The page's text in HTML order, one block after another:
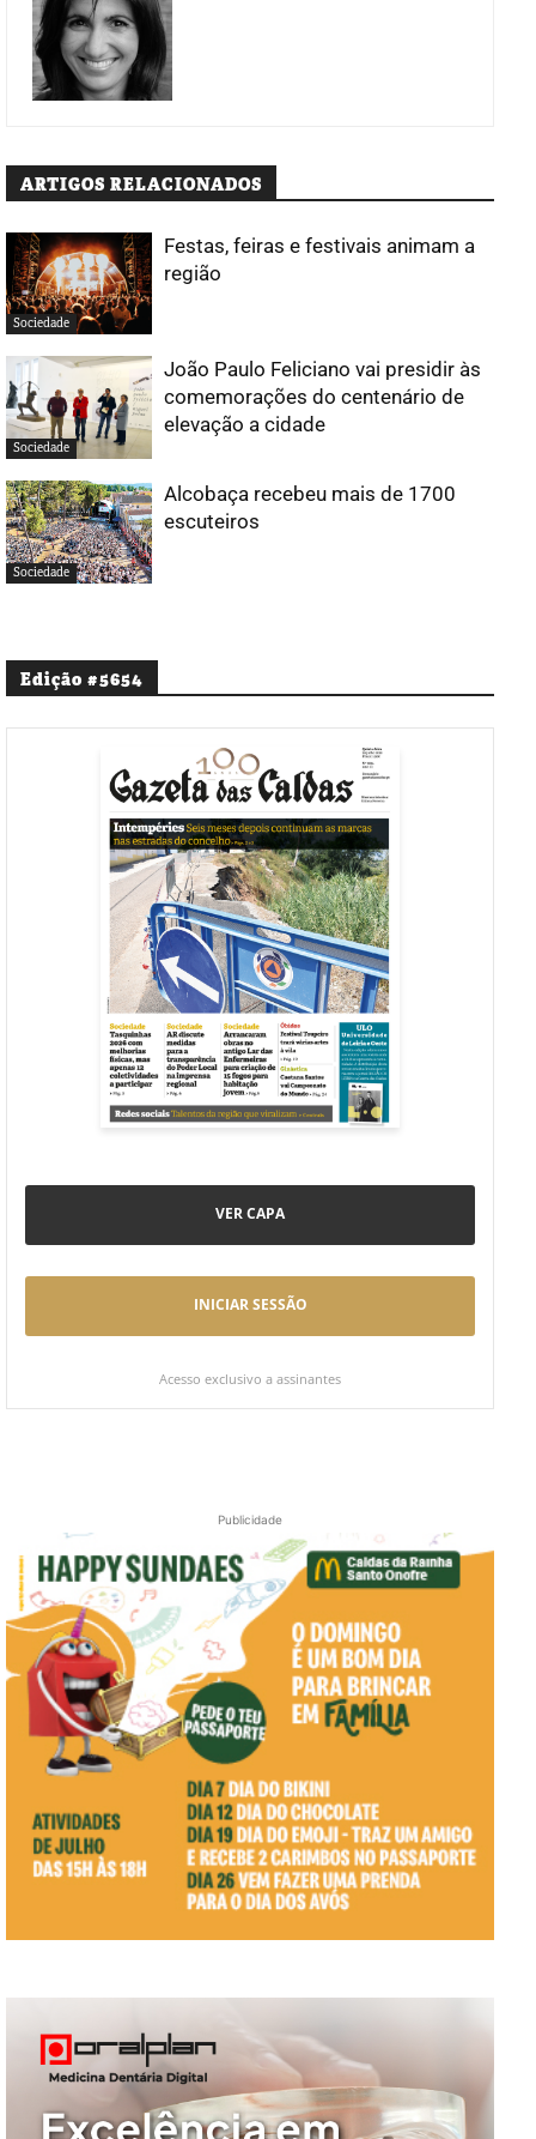
ARTIGOS RELACIONADOS
Sociedade
Festas, feiras e festivais animam a
região
Sociedade
João Paulo Feliciano vai presidir às
comemorações do centenário de
elevação a cidade
Sociedade
Alcobaça recebeu mais de 1700
escuteiros
Edição #5654
VER CAPA
INICIAR SESSÃO
Acesso exclusivo a assinantes
Publicidade